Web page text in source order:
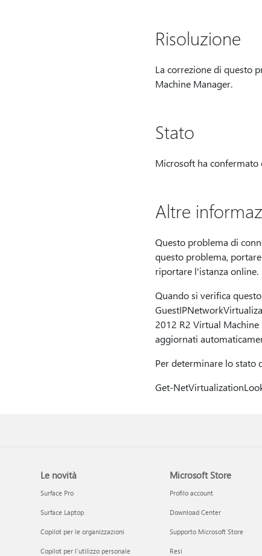
Risoluzione
La correzione di questo
Machine Manager.
Stato
Microsoft ha confermato
Altre
Questo problema di
questo problema,
riportare l'istanza online.
Quando si verifica
2012 R2 Virtual
aggiornati
Per determinare lo stato
Get-
Le novità
Surface Pro
Surface Laptop
Copilot per le organizzazioni
Copilot per l'utilizzo personale
Microsoft Store
Profilo account
Download Center
Supporto Microsoft Store
Resi